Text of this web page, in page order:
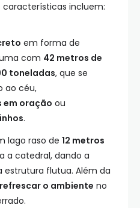
características incluem:
em forma de
com 42 metros de
toneladas, que se
ao céu,
em oração ou
.
lago raso de 12 metros
a catedral, dando a
estrutura flutua. Além da
refrescar o ambiente no